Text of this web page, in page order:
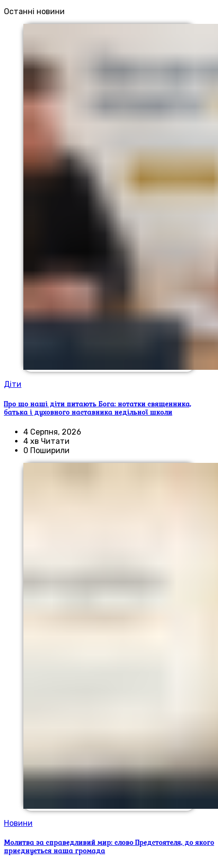
Останні новини
Діти
Про що наші діти питають Бога: нотатки священника,
батька і духовного наставника недільної школи
4 Серпня, 2026
4 хв Читати
0 Поширили
Новини
Молитва за справедливий мир: слово Предстоятеля, до якого
приєднується наша громада